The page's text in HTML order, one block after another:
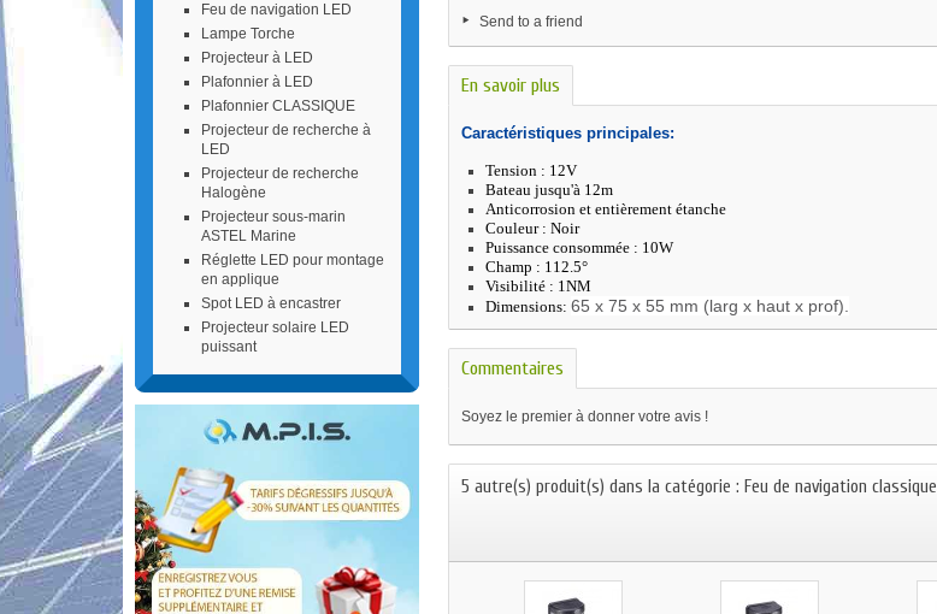
Feu de navigation LED
Lampe Torche
Projecteur à LED
Plafonnier à LED
Plafonnier CLASSIQUE
Projecteur de recherche à
LED
Projecteur de recherche
Halogène
Projecteur sous-marin
ASTEL Marine
Réglette LED pour montage
en applique
Spot LED à encastrer
Projecteur solaire LED
puissant
Send to a friend
En savoir plus
Caractéristiques principales:
Tension : 12V
Bateau jusqu'à 12m
Anticorrosion et entièrement étanche
Couleur : Noir
Puissance consommée : 10W
Champ : 112.5°
Visibilité : 1NM
Dimensions: 65 x 75 x 55 mm (larg x haut x prof).
Commentaires
Soyez le premier à donner votre avis !
5 autre(s) produit(s) dans la catégorie : Feu de navigation classique